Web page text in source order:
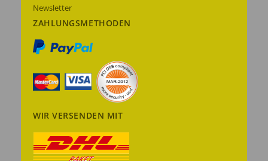
Newsletter
ZAHLUNGSMETHODEN
WIR VERSENDEN MIT